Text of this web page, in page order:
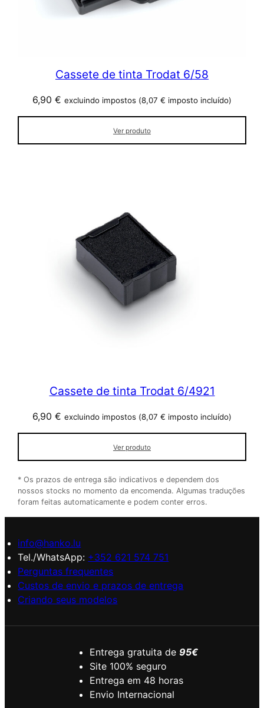
Cassete de tinta Trodat 6/58
6,90 € excluindo impostos (8,07 € imposto incluído)
Ver produto
Cassete de tinta Trodat 6/4921
6,90 € excluindo impostos (8,07 € imposto incluído)
Ver produto
* Os prazos de entrega são indicativos e dependem dos
nossos stocks no momento da encomenda. Algumas traduções
foram feitas automaticamente e podem conter erros.
info@hanko.lu
Tel./WhatsApp: +352 621 574 751
Perguntas frequentes
Custos de envio e prazos de entrega
Criando seus modelos
Entrega gratuita de 95€
Site 100% seguro
Entrega em 48 horas
Envio Internacional